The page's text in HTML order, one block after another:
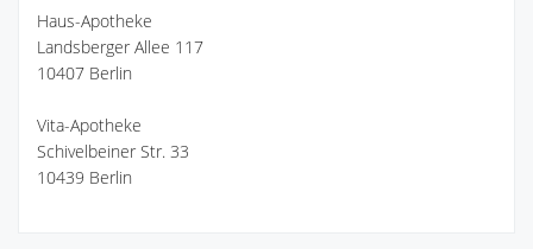
Haus-Apotheke
Landsberger Allee 117
10407 Berlin
Vita-Apotheke
Schivelbeiner Str. 33
10439 Berlin